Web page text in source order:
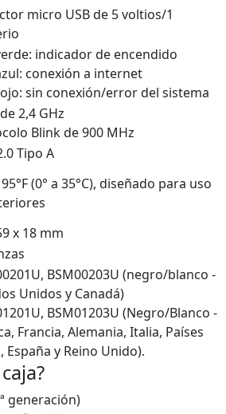
micro USB de 5 voltios/1
indicador de encendido
conexión a internet
sin conexión/error del sistema
2,4 GHz
Blink de 900 MHz
Tipo A
(0° a 35°C), diseñado para uso
x 18 mm
BSM00203U (negro/blanco -
Unidos y Canadá)
BSM01203U (Negro/Blanco -
Francia, Alemania, Italia, Países
España y Reino Unido).
generación)